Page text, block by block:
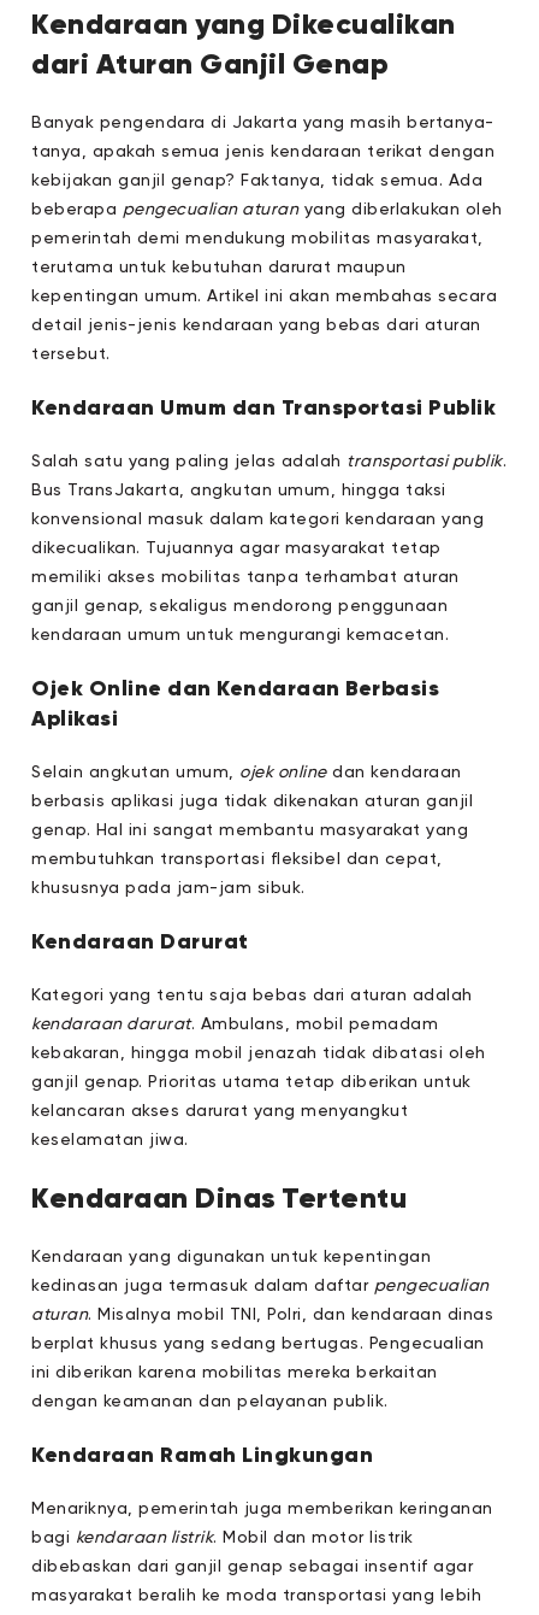
Kendaraan yang Dikecualikan
dari Aturan Ganjil Genap
Banyak pengendara di Jakarta yang masih bertanya-
tanya, apakah semua jenis kendaraan terikat dengan
kebijakan ganjil genap? Faktanya, tidak semua. Ada
beberapa pengecualian aturanyang diberlakukan oleh
pemerintah demi mendukung mobilitas masyarakat,
terutama untuk kebutuhan darurat maupun
kepentingan umum. Artikel ini akan membahas secara
detail jenis-jenis kendaraan yang bebas dari aturan
tersebut.
Kendaraan Umum dan Transportasi Publik
Salah satu yang paling jelas adalah transportasi publik.
Bus TransJakarta, angkutan umum, hingga taksi
konvensional masuk dalam kategori kendaraan yang
dikecualikan. Tujuannya agar masyarakat tetap
memiliki akses mobilitas tanpa terhambat aturan
ganjil genap, sekaligus mendorong penggunaan
kendaraan umum untuk mengurangi kemacetan.
Ojek Online dan Kendaraan Berbasis
Aplikasi
Selain angkutan umum, ojek onlinedan kendaraan
berbasis aplikasi juga tidak dikenakan aturan ganjil
genap. Hal ini sangat membantu masyarakat yang
membutuhkan transportasi fleksibel dan cepat,
khususnya pada jam-jam sibuk.
Kendaraan Darurat
Kategori yang tentu saja bebas dari aturan adalah
kendaraan darurat. Ambulans, mobil pemadam
kebakaran, hingga mobil jenazah tidak dibatasi oleh
ganjil genap. Prioritas utama tetap diberikan untuk
kelancaran akses darurat yang menyangkut
keselamatan jiwa.
Kendaraan Dinas Tertentu
Kendaraan yang digunakan untuk kepentingan
kedinasan juga termasuk dalam daftar pengecualian
aturan. Misalnya mobil TNI, Polri, dan kendaraan dinas
berplat khusus yang sedang bertugas. Pengecualian
ini diberikan karena mobilitas mereka berkaitan
dengan keamanan dan pelayanan publik.
Kendaraan Ramah Lingkungan
Menariknya, pemerintah juga memberikan keringanan
bagi kendaraan listrik. Mobil dan motor listrik
dibebaskan dari ganjil genap sebagai insentif agar
masyarakat beralih ke moda transportasi yang lebih